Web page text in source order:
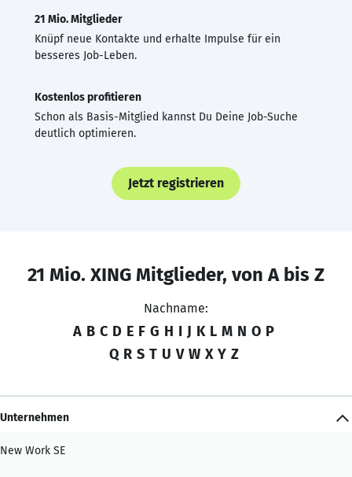
21 Mio. Mitglieder
Knüpf neue Kontakte und erhalte Impulse für ein
besseres Job-Leben.
Kostenlos profitieren
Schon als Basis-Mitglied kannst Du Deine Job-Suche
deutlich optimieren.
Jetzt registrieren
21 Mio. XING Mitglieder, von A bis Z
Nachname:
A B C D E F G H I J K L M N O P
Q R S T U V W X Y Z
Unternehmen
New Work SE